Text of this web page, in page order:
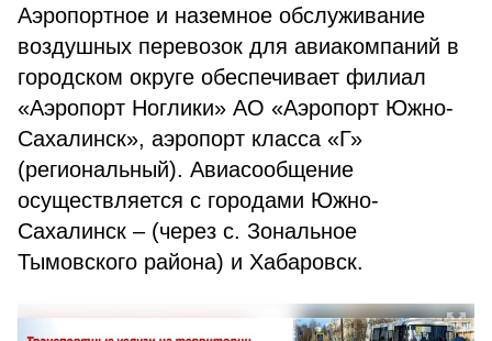
Аэропортное и наземное обслуживание
воздушных перевозок для авиакомпаний в
городском округе обеспечивает филиал
«Аэропорт Ноглики» АО «Аэропорт Южно-
Сахалинск», аэропорт класса «Г»
(региональный). Авиасообщение
осуществляется с городами Южно-
Сахалинск – (через с. Зональное
Тымовского района) и Хабаровск.